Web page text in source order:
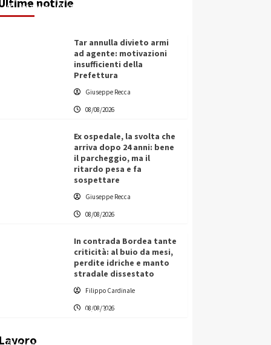
Redazione 08/08/2026
Tar annulla divieto armi
ad agente: motivazioni
insufficienti della
Prefettura
Giuseppe Recca
08/08/2026
Ex ospedale, la svolta che
arriva dopo 24 anni: bene
il parcheggio, ma il
ritardo pesa e fa
sospettare
Giuseppe Recca
08/08/2026
In contrada Bordea tante
criticità: al buio da mesi,
perdite idriche e manto
stradale dissestato
Filippo Cardinale
08/08/2026
Lavoro
L’ingegnere saccense Buscarnera
partner chiave di un progetto
transnazionale per la transizione